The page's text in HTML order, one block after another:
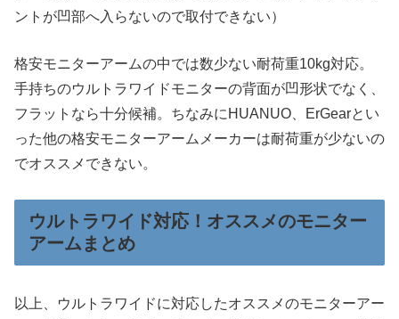
ントが凹部へ入らないので取付できない）
格安モニターアームの中では数少ない耐荷重10kg対応。
手持ちのウルトラワイドモニターの背面が凹形状でなく、
フラットなら十分候補。ちなみにHUANUO、ErGearとい
った他の格安モニターアームメーカーは耐荷重が少ないの
でオススメできない。
ウルトラワイド対応！オススメのモニター
アームまとめ
以上、ウルトラワイドに対応したオススメのモニターアー